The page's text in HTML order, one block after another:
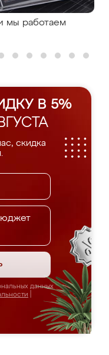
мы работаем
В 5%
скидка
данных